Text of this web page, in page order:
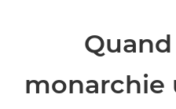
monarchie